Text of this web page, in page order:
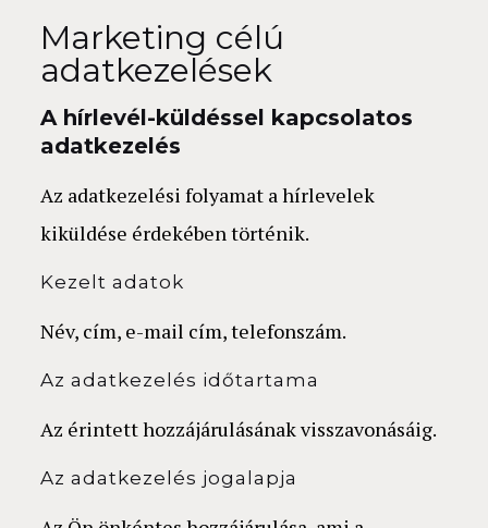
Marketing célú
adatkezelések
A hírlevél-küldéssel kapcsolatos
adatkezelés
Az adatkezelési folyamat a hírlevelek
kiküldése érdekében történik.
Kezelt adatok
Név, cím, e-mail cím, telefonszám.
Az adatkezelés időtartama
Az érintett hozzájárulásának visszavonásáig.
Az adatkezelés jogalapja